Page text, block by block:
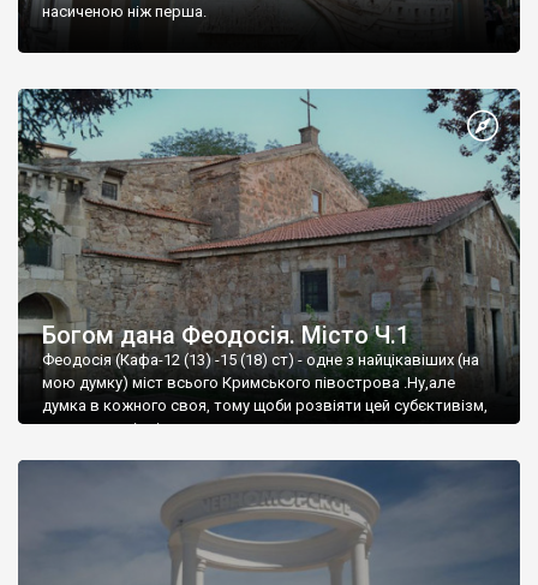
насиченою ніж перша.
Богом дана Феодосія. Місто Ч.1
Феодосія (Кафа-12 (13) -15 (18) ст) - одне з найцікавіших (на
мою думку) міст всього Кримського півострова .Ну,але
думка в кожного своя, тому щоби розвіяти цей субєктивізм,
запрошую відвідати це